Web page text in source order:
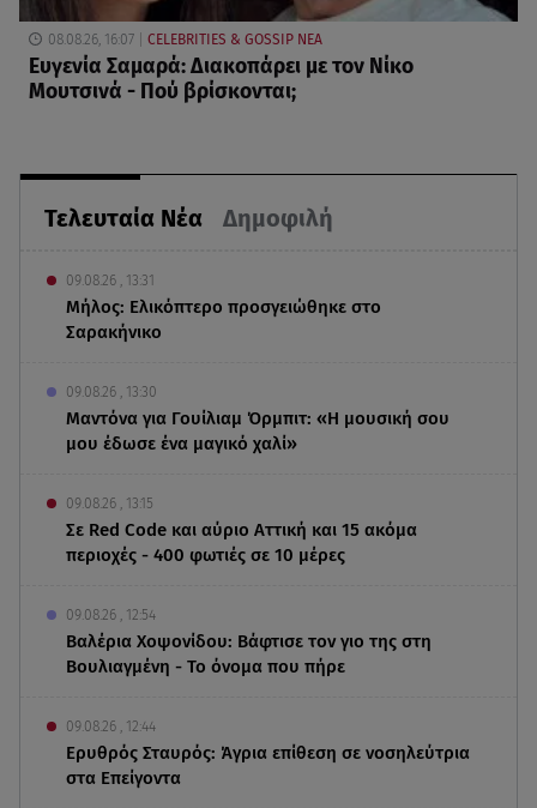
Τελευταία Νέα Δημοφιλή
09.08.26 , 13:31
Μήλος: Ελικόπτερο προσγειώθηκε στο
Σαρακήνικο
09.08.26 , 13:30
Μαντόνα για Γουίλιαμ Όρμπιτ: «Η μουσική σου
μου έδωσε ένα μαγικό χαλί»
09.08.26 , 13:15
Σε Red Code και αύριο Αττική και 15 ακόμα
περιοχές - 400 φωτιές σε 10 μέρες
09.08.26 , 12:54
Βαλέρια Χοψονίδου: Βάφτισε τον γιο της στη
Βουλιαγμένη - Το όνομα που πήρε
09.08.26 , 12:44
Ερυθρός Σταυρός: Άγρια επίθεση σε νοσηλεύτρια
στα Επείγοντα
08.08.26, 16:07 CELEBRITIES & GOSSIP ΝΕΑ
Ευγενία Σαμαρά: Διακοπάρει με τον Νίκο
Μουτσινά - Πού βρίσκονται;